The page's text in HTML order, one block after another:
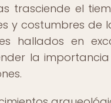
trasciende el
y costumbres
hallados en
la